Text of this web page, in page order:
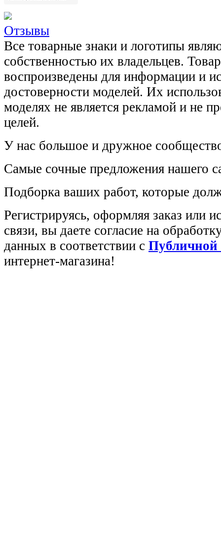
Отзывы
Все товарные знаки и логотипы
собственностью их владельцев.
воспроизведены для информации и
достоверности моделей. Их
моделях не является рекламой и не
целей.
У нас большое и дружное
Самые сочные предложения нашего
Подборка ваших работ, которые
Регистрируясь, оформляя заказ или
связи, вы даете согласие на
данных в соответствии с Публичной
интернет-магазина!